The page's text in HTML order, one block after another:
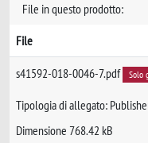
File in questo prodotto:
File
s41592-018-0046-7.pdf Solo
Tipologia di allegato:
Dimensione 768.42 kB